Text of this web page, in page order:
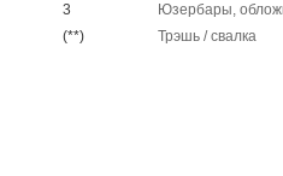
3
Юзербары,
(**)
Трэшь / свалка